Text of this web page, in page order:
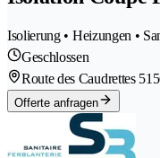
Isolierung • Heizungen •
Geschlossen
Route des Caudrettes 5
Offerte anfragen